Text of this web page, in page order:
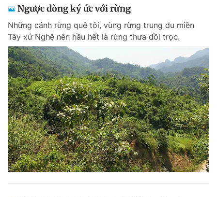
Ngược dòng ký ức với rừng
Những cánh rừng quê tôi, vùng rừng trung du miền
Tây xứ Nghệ nên hầu hết là rừng thưa đồi trọc.